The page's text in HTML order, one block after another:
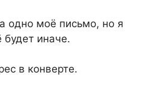
одно моё письмо, но я
будет иначе.
в конверте.